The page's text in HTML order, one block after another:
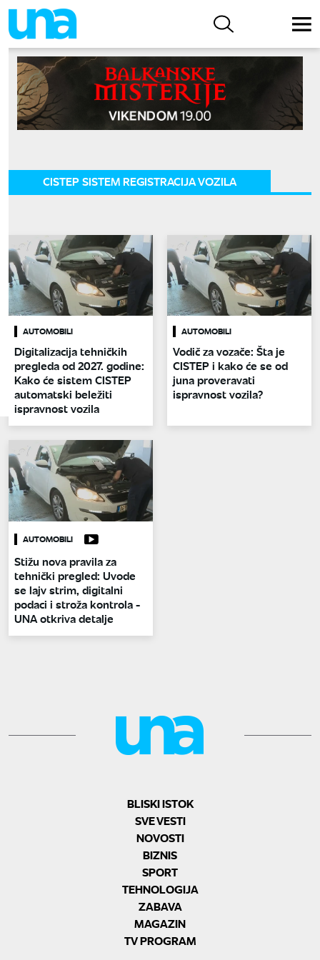
CISTEP SISTEM REGISTRACIJA VOZILA
AUTOMOBILI
Digitalizacija tehničkih
pregleda od 2027. godine:
Kako će sistem CISTEP
automatski beležiti
ispravnost vozila
AUTOMOBILI
Vodič za vozače: Šta je
CISTEP i kako će se od
juna proveravati
ispravnost vozila?
AUTOMOBILI
Stižu nova pravila za
tehnički pregled: Uvode
se lajv strim, digitalni
podaci i stroža kontrola -
UNA otkriva detalje
BLISKI ISTOK
SVE VESTI
NOVOSTI
BIZNIS
SPORT
TEHNOLOGIJA
ZABAVA
MAGAZIN
TV PROGRAM